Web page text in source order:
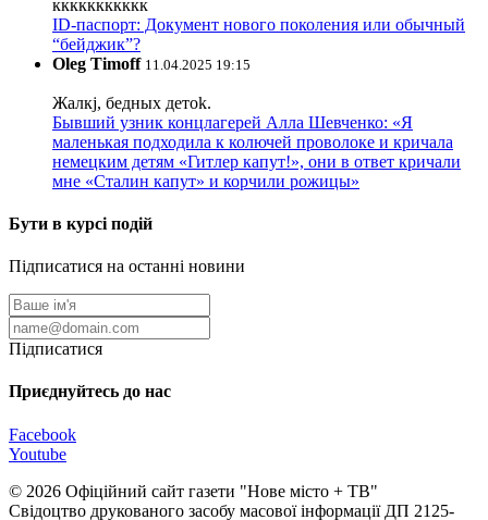
ккккккккккк
ID-паспорт: Документ нового поколения или обычный
“бейджик”?
Oleg Timoff 11.04.2025 19:15
Жалкj, бедных детok.
Бывший узник концлагерей Алла Шевченко: «Я
маленькая подходила к колючей проволоке и кричала
немецким детям «Гитлер капут!», они в ответ кричали
мне «Сталин капут» и корчили рожицы»
Бути в курсі подій
Підписатися на останні новини
Підписатися
Приєднуйтесь до нас
Facebook
Youtube
© 2026 Офіційний сайт газети "Нове мiсто + ТВ"
Свідоцтво друкованого засобу масової інформації ДП 2125-